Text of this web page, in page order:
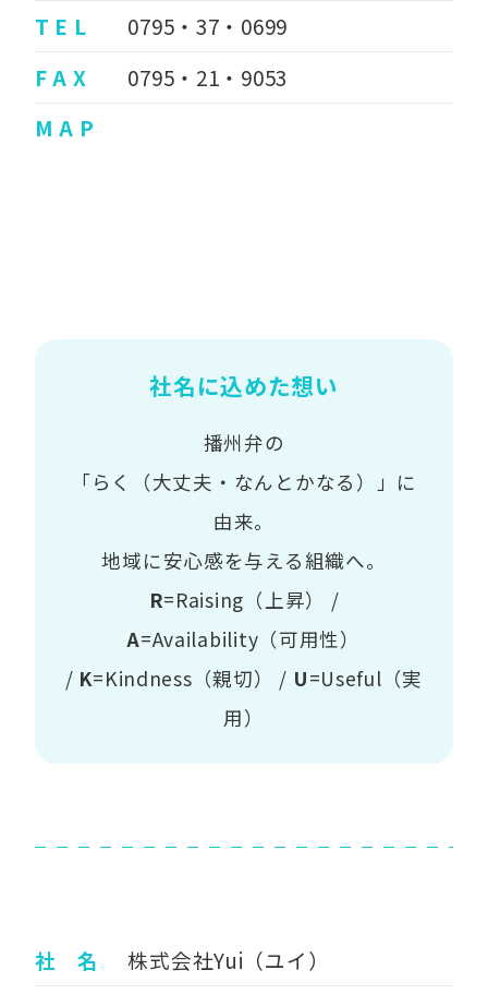
T E L
0795・37・0699
F A X
0795・21・9053
M A P
社名に込めた想い
播州弁の
「らく（大丈夫・なんとかなる）」に
由来。
地域に安心感を与える組織へ。
R=Raising（上昇） /
A=Availability（可用性）
/ K=Kindness（親切） / U=Useful（実
用）
社 名
株式会社Yui（ユイ）